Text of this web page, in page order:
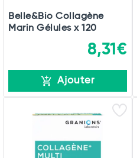
Belle&Bio Collagène
Marin Gélules x 120
8,31€
Ajouter